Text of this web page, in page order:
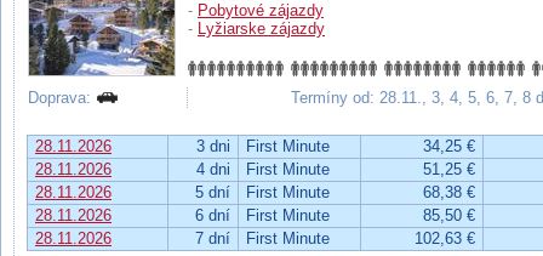
- Pobytové zájazdy
- Lyžiarske zájazdy
Doprava: Termíny od: 28.11., 3, 4, 5, 6, 7, 8
28.11.2026 3 dni First Minute
34,25 €
28.11.2026
4 dni First Minute
51,25 €
28.11.2026
5 dní First Minute
68,38 €
28.11.2026
6 dní First Minute
85,50 €
28.11.2026
7 dní First Minute 102,63 €